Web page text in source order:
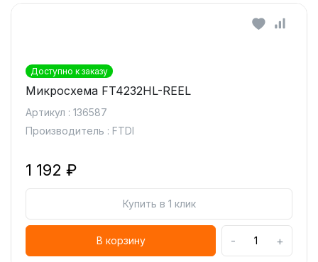
Доступно к заказу
Микросхема FT4232HL-REEL
Артикул : 136587
Производитель : FTDI
1 192 ₽
Купить в 1 клик
В корзину - +